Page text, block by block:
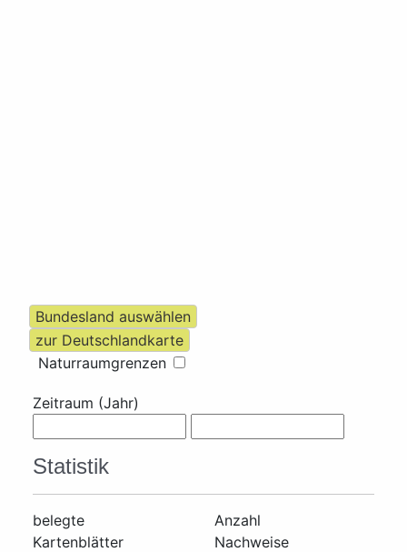
Naturraumgrenzen
Zeitraum (Jahr)
Statistik
belegte
Kartenblätter
Anzahl
Nachweise